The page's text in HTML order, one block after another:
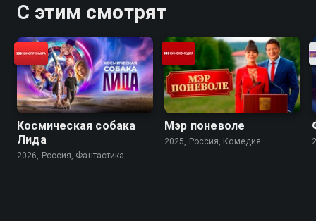
С этим смотрят
Космическая собака
Лида
2026, Россия, Фантастика
Мэр поневоле
2025, Россия, Комедия